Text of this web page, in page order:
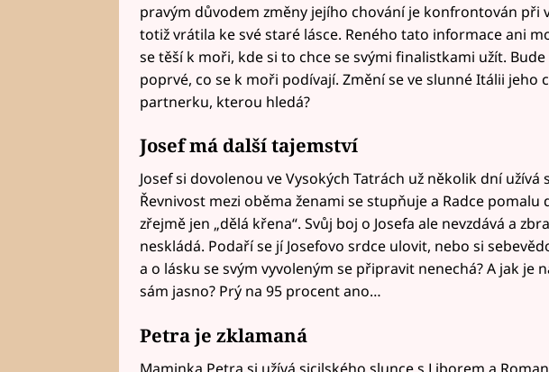
pravým důvodem změny jejího chování je konfrontován při
totiž vrátila ke své staré lásce. Reného tato informace ani
se těší k moři, kde si to chce se svými finalistkami užít.
poprvé, co se k moři podívají. Změní se ve slunné Itálii jeho
partnerku, kterou hledá?
Josef má další tajemství
Josef si dovolenou ve Vysokých Tatrách už několik dní užívá
Řevnivost mezi oběma ženami se stupňuje a Radce pomalu
zřejmě jen „dělá křena“. Svůj boj o Josefa ale nevzdává a
neskládá. Podaří se jí Josefovo srdce ulovit, nebo si
a o lásku se svým vyvoleným se připravit nenechá? A jak je
sám jasno? Prý na 95 procent ano…
Petra je zklamaná